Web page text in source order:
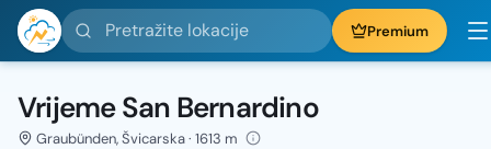
Pretražite lokacije Premium
Vrijeme San Bernardino
Graubünden, Švicarska · 1613 m